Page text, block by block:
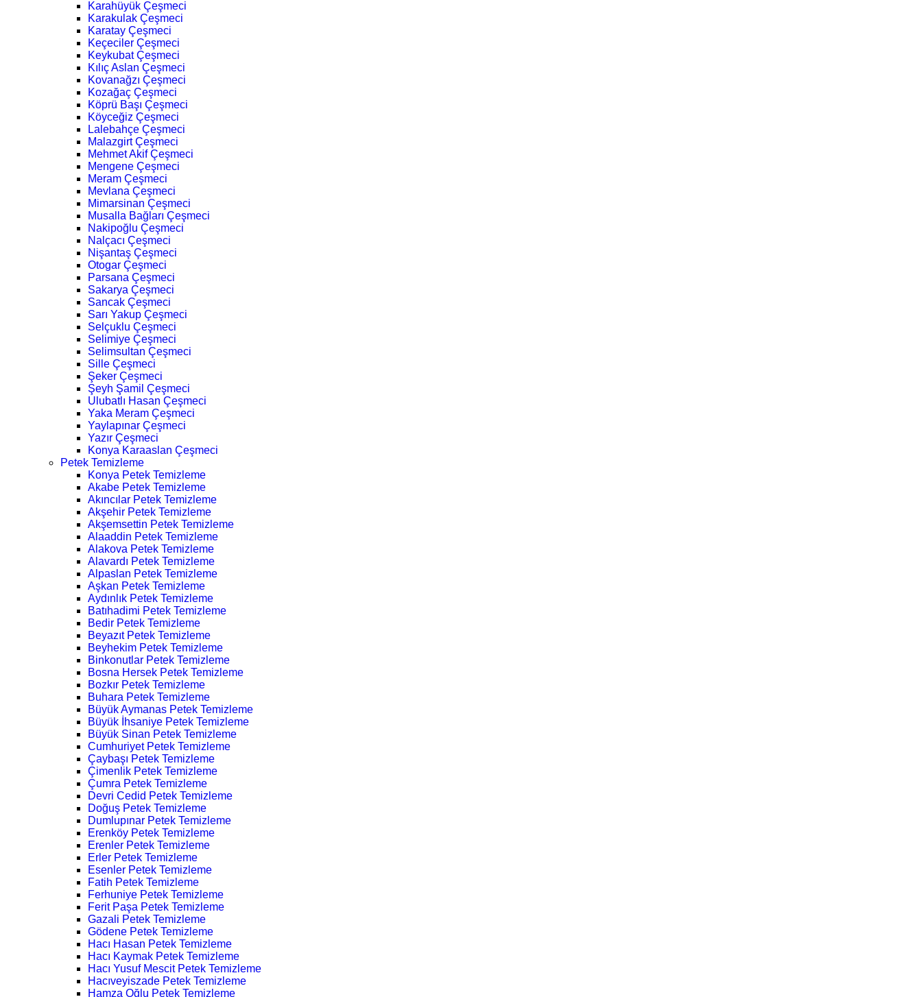
Karahüyük Çeşmeci
Karakulak Çeşmeci
Karatay Çeşmeci
Keçeciler Çeşmeci
Keykubat Çeşmeci
Kılıç Aslan Çeşmeci
Kovanağzı Çeşmeci
Kozağaç Çeşmeci
Köprü Başı Çeşmeci
Köyceğiz Çeşmeci
Lalebahçe Çeşmeci
Malazgirt Çeşmeci
Mehmet Akif Çeşmeci
Mengene Çeşmeci
Meram Çeşmeci
Mevlana Çeşmeci
Mimarsinan Çeşmeci
Musalla Bağları Çeşmeci
Nakipoğlu Çeşmeci
Nalçacı Çeşmeci
Nişantaş Çeşmeci
Otogar Çeşmeci
Parsana Çeşmeci
Sakarya Çeşmeci
Sancak Çeşmeci
Sarı Yakup Çeşmeci
Selçuklu Çeşmeci
Selimiye Çeşmeci
Selimsultan Çeşmeci
Sille Çeşmeci
Şeker Çeşmeci
Şeyh Şamil Çeşmeci
Ulubatlı Hasan Çeşmeci
Yaka Meram Çeşmeci
Yaylapınar Çeşmeci
Yazır Çeşmeci
Konya Karaaslan Çeşmeci
Petek Temizleme
Konya Petek Temizleme
Akabe Petek Temizleme
Akıncılar Petek Temizleme
Akşehir Petek Temizleme
Akşemsettin Petek Temizleme
Alaaddin Petek Temizleme
Alakova Petek Temizleme
Alavardı Petek Temizleme
Alpaslan Petek Temizleme
Aşkan Petek Temizleme
Aydınlık Petek Temizleme
Batıhadimi Petek Temizleme
Bedir Petek Temizleme
Beyazıt Petek Temizleme
Beyhekim Petek Temizleme
Binkonutlar Petek Temizleme
Bosna Hersek Petek Temizleme
Bozkır Petek Temizleme
Buhara Petek Temizleme
Büyük Aymanas Petek Temizleme
Büyük İhsaniye Petek Temizleme
Büyük Sinan Petek Temizleme
Cumhuriyet Petek Temizleme
Çaybaşı Petek Temizleme
Çimenlik Petek Temizleme
Çumra Petek Temizleme
Devri Cedid Petek Temizleme
Doğuş Petek Temizleme
Dumlupınar Petek Temizleme
Erenköy Petek Temizleme
Erenler Petek Temizleme
Erler Petek Temizleme
Esenler Petek Temizleme
Fatih Petek Temizleme
Ferhuniye Petek Temizleme
Ferit Paşa Petek Temizleme
Gazali Petek Temizleme
Gödene Petek Temizleme
Hacı Hasan Petek Temizleme
Hacı Kaymak Petek Temizleme
Hacı Yusuf Mescit Petek Temizleme
Hacıveyiszade Petek Temizleme
Hamza Oğlu Petek Temizleme